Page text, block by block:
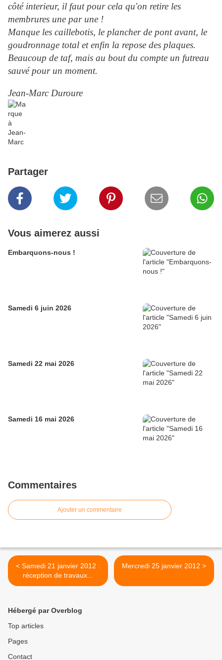
côté interieur, il faut pour cela qu'on retire les
membrures une par une !
Manque les caillebotis, le plancher de pont avant, le
goudronnage total et enfin la repose des plaques.
Beaucoup de taf, mais au bout du compte un futreau
sauvé pour un moment.
Jean-Marc Duroure
Partager
Vous aimerez aussi
Embarquons-nous !
Samedi 6 juin 2026
Samedi 22 mai 2026
Samedi 16 mai 2026
Commentaires
Ajouter un commentaire
< Samedi 21 janvier 2012 :
réception de travaux...
Mercredi 25 janvier 2012 >
Hébergé par Overblog
Top articles
Pages
Contact